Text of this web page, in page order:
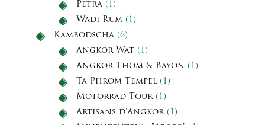
Petra (1)
Wadi Rum (1)
Kambodscha (6)
Angkor Wat (1)
Angkor Thom & Bayon (1)
Ta Phrom Tempel (1)
Motorrad-Tour(1)
Artisans d'Angkor(1)